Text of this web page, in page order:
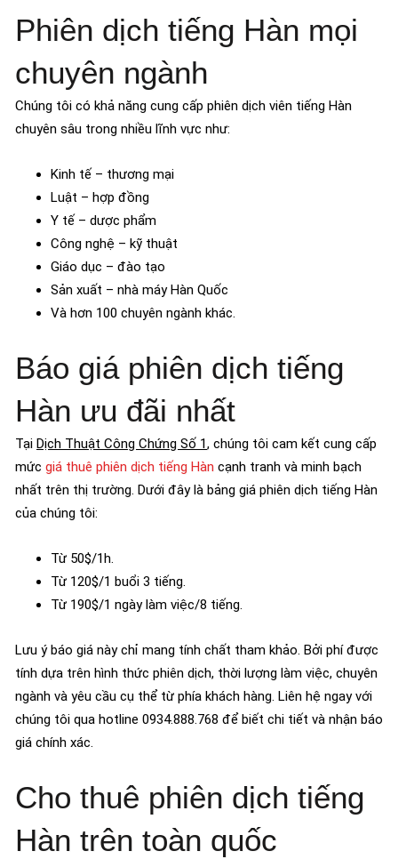
Phiên dịch tiếng Hàn mọi
chuyên ngành
Chúng tôi có khả năng cung cấp phiên dịch viên tiếng Hàn
chuyên sâu trong nhiều lĩnh vực như:
Kinh tế – thương mại
Luật – hợp đồng
Y tế – dược phẩm
Công nghệ – kỹ thuật
Giáo dục – đào tạo
Sản xuất – nhà máy Hàn Quốc
Và hơn 100 chuyên ngành khác.
Báo giá phiên dịch tiếng
Hàn ưu đãi nhất
Tại Dịch Thuật Công Chứng Số 1, chúng tôi cam kết cung cấp
mức giá thuê phiên dịch tiếng Hàn cạnh tranh và minh bạch
nhất trên thị trường. Dưới đây là bảng giá phiên dịch tiếng Hàn
của chúng tôi:
Từ 50$/1h.
Từ 120$/1 buổi 3 tiếng.
Từ 190$/1 ngày làm việc/8 tiếng.
Lưu ý báo giá này chỉ mang tính chất tham khảo. Bởi phí được
tính dựa trên hình thức phiên dịch, thời lượng làm việc, chuyên
ngành và yêu cầu cụ thể từ phía khách hàng. Liên hệ ngay với
chúng tôi qua hotline 0934.888.768 để biết chi tiết và nhận báo
giá chính xác.
Cho thuê phiên dịch tiếng
Hàn trên toàn quốc